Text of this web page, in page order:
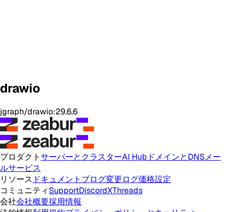
drawio
jgraph/drawio:29.6.6
プロダクトサーバーとクラスターAI Hub ドメインとDNSメー
ルサービス
リソース ドキュメント ブログ変更ログ価格設定
コミュニティSupportDiscordXThreads
会社会社概要採用情報